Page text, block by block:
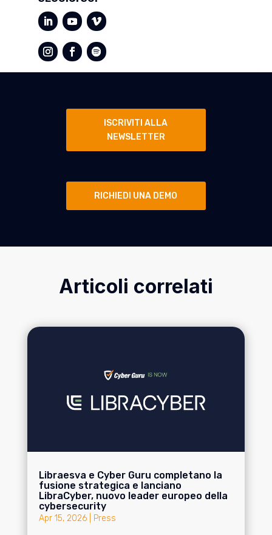
ISCRIVITI ALLA
NEWSLETTER
RICHIEDI UNA DEMO
Articoli correlati
Libraesva e Cyber Guru completano la
fusione strategica e lanciano
LibraCyber, nuovo leader europeo della
cybersecurity
Apr 15, 2026| Press